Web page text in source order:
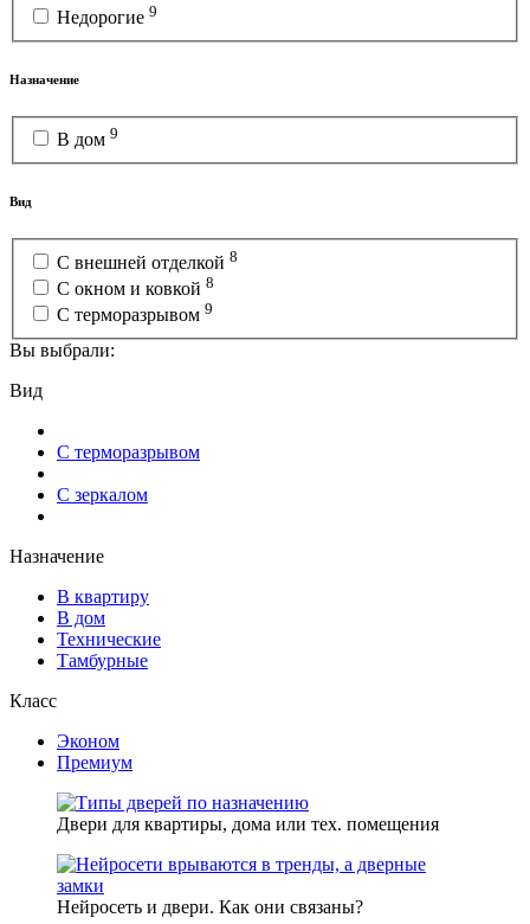
Недорогие 9
Назначение
В дом 9
Вид
С внешней отделкой 8
С окном и ковкой 8
С терморазрывом 9
Вы выбрали:
Вид
С терморазрывом
С зеркалом
Назначение
В квартиру
В дом
Технические
Тамбурные
Класс
Эконом
Премиум
Двери для квартиры, дома или тех. помещения
Нейросеть и двери. Как они связаны?